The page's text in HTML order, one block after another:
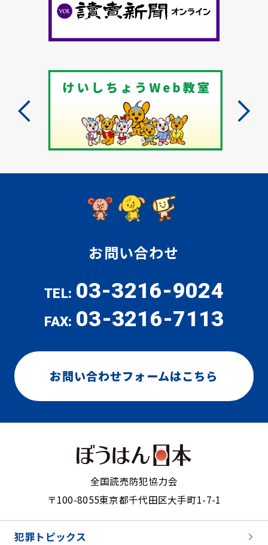
お問い合わせ
TEL: 03-3216-9024
FAX: 03-3216-7113
お問い合わせフォームはこちら
全国読売防犯協力会
〒100-8055東京都千代田区大手町1-7-1
犯罪トピックス